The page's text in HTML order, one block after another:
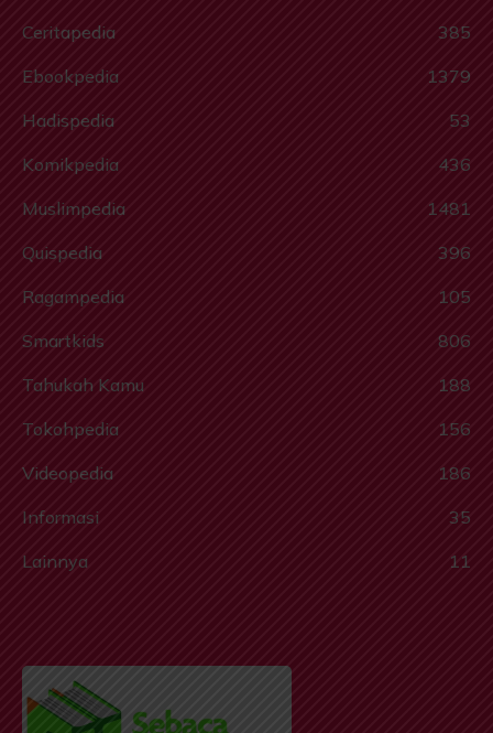
Ceritapedia
385
Ebookpedia
1379
Hadispedia
53
Komikpedia
436
Muslimpedia
1481
Quispedia
396
Ragampedia
105
Smartkids
806
Tahukah Kamu
188
Tokohpedia
156
Videopedia
186
Informasi
35
Lainnya
11